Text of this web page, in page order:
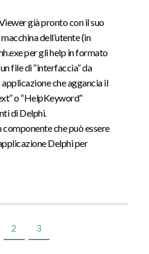
già pronto con il suo
dell’utente (in
per gli help in formato
file di “interfaccia” da
che aggancia il
o “HelpKeyword”
di Delphi.
che può essere
Delphi per
2 3